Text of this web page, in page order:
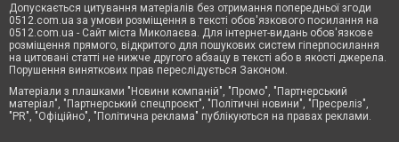
Допускається цитування матеріалів без отримання попередньої згоди
0512.com.ua за умови розміщення в тексті обов'язкового посилання на
0512.com.ua - Сайт міста Миколаєва. Для інтернет-видань обов'язкове
розміщення прямого, відкритого для пошукових систем гіперпосилання
на цитовані статті не нижче другого абзацу в тексті або в якості джерела.
Порушення виняткових прав переслідується Законом.
Матеріали з плашками "Новини компаній", "Промо", "Партнерський
матеріал", "Партнерський спецпроєкт", "Політичні новини", "Пресреліз",
"PR", "Офіційно", "Політична реклама" публікуються на правах реклами.